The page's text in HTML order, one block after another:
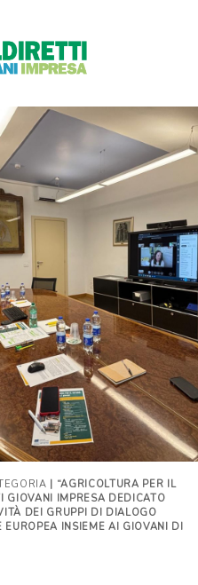
| “AGRICOLTURA PER IL
GIOVANI IMPRESA DEDICATO
DEI GRUPPI DI DIALOGO
INSIEME AI GIOVANI DI